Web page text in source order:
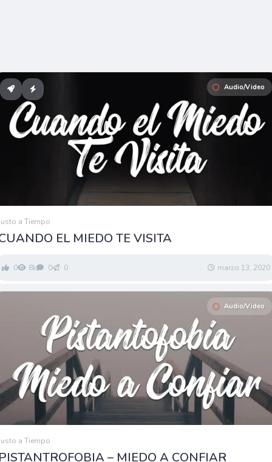
Audio/Video
a Tiempo
EL MIEDO TE VISITA
0 8k 0 0 marzo 13, 2020
Audio/Video
a Tiempo
– MIEDO A CONFIAR